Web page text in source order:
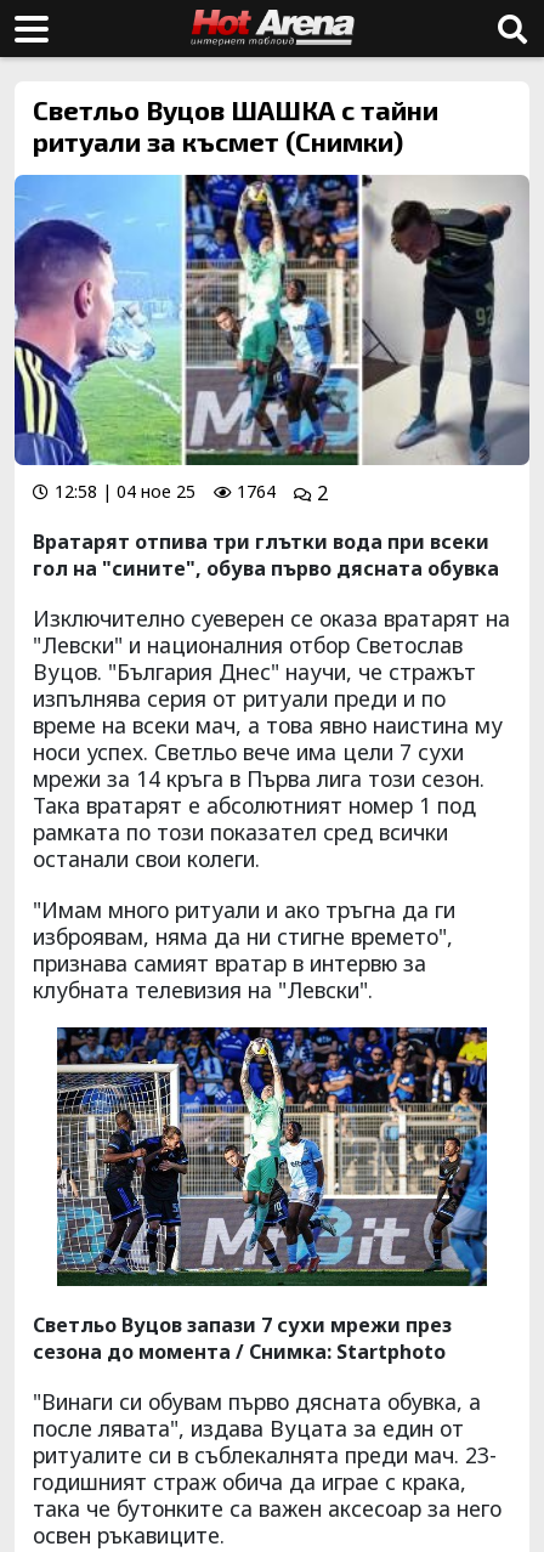
Светльо Вуцов ШАШКА с тайни
ритуали за късмет (Снимки)
12:58 | 04 ное 25 1764
2
Вратарят отпива три глътки вода при всеки
гол на "сините", обува първо дясната обувка
Изключително суеверен се оказа вратарят на
"Левски" и националния отбор Светослав
Вуцов. "България Днес" научи, че стражът
изпълнява серия от ритуали преди и по
време на всеки мач, а това явно наистина му
носи успех. Светльо вече има цели 7 сухи
мрежи за 14 кръга в Първа лига този сезон.
Така вратарят е абсолютният номер 1 под
рамката по този показател сред всички
останали свои колеги.
"Имам много ритуали и ако тръгна да ги
изброявам, няма да ни стигне времето",
признава самият вратар в интервю за
клубната телевизия на "Левски".
Светльо Вуцов запази 7 сухи мрежи през
сезона до момента / Снимка: Startphoto
"Винаги си обувам първо дясната обувка, а
после лявата", издава Вуцата за един от
ритуалите си в съблекалнята преди мач. 23-
годишният страж обича да играе с крака,
така че бутонките са важен аксесоар за него
освен ръкавиците.